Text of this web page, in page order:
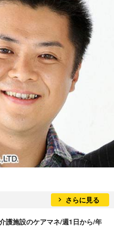
さらに見る
護施設のケアマネ/週1日から/年